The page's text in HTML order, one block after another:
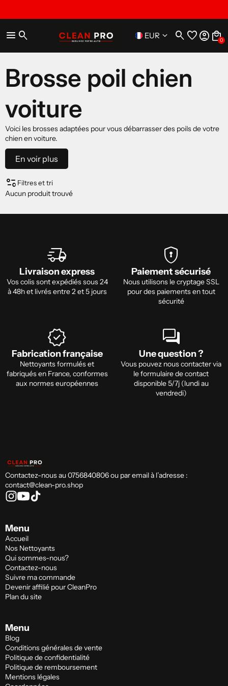
menu search EUR keyboard_arrow_down search favoriteaccount_circle local_mall
0
Brosse poil chien
voiture
Voici les brosses adaptées pour vous débarrasser des poils de votre
chien en voiture.
En voir plus
page_info Filtres et tri
Aucun produit trouvé
delivery_truck_speed
Livraison express
Vos colis sont expédiés sous 24
à 48h et livrés entre 2 et 5 jours
encrypted
Paiement sécurisé
Nous utilisons le cryptage SSL
pour des paiements en tout
sécurité
verified
Fabrication française
Nettoyants formulés et
fabriqués en France, conformes
aux normes européennes
forum
Une question ?
Vous pouvez nous contacter via
le formulaire de contact
disponible 5/7j (lundi au
vendredi)
Contactez-nous au 0756840806 ou par email à l’adresse :
contact@clean-pro.shop
Menu
Accueil
Nos Nettoyants
Qui sommes-nous?
Contactez-nous
Suivre ma commande
Devenir affilié pour CleanPro
Plan du site
Menu
Blog
Conditions générales de vente
Politique de confidentialité
Politique de remboursement
Mentions légales